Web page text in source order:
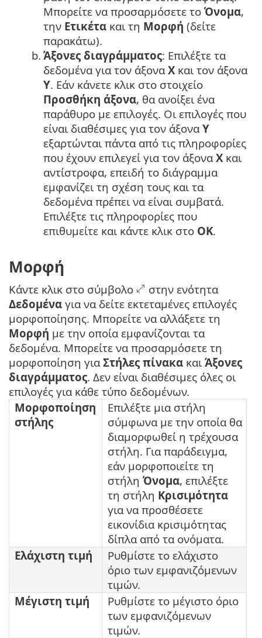
Μπορείτε να προσαρμόσετε το Όνομα,
την Ετικέτα και τη Μορφή (δείτε
παρακάτω).
b. Άξονες διαγράμματος: Επιλέξτε τα
δεδομένα για τον άξοναXκαι τον άξονα
Y. Εάν κάνετε κλικ στο στοιχείο
Προσθήκη άξονα, θα ανοίξει ένα
παράθυρο με επιλογές. Οι επιλογές που
είναι διαθέσιμες για τον άξοναY
εξαρτώνται πάντα από τις πληροφορίες
που έχουν επιλεγεί για τον άξοναXκαι
αντίστροφα, επειδή το διάγραμμα
εμφανίζει τη σχέση τους και τα
δεδομένα πρέπει να είναι συμβατά.
Επιλέξτε τις πληροφορίες που
επιθυμείτε και κάντε κλικ στο OK.
Μορφή
Κάντε κλικ στο σύμβολο
στην ενότητα
Δεδομένα για να δείτε εκτεταμένες επιλογές
μορφοποίησης. Μπορείτε να αλλάξετε τη
Μορφή με την οποία εμφανίζονται τα
δεδομένα. Μπορείτε να προσαρμόσετε τη
μορφοποίηση για Στήλες πίνακα και Άξονες
διαγράμματος. Δεν είναι διαθέσιμες όλες οι
επιλογές για κάθε τύπο δεδομένων.
Μορφοποίηση
στήλης
Επιλέξτε μια στήλη
σύμφωνα με την οποία θα
διαμορφωθεί η τρέχουσα
στήλη. Για παράδειγμα,
εάν μορφοποιείτε τη
στήλη Όνομα, επιλέξτε
τη στήλη Κρισιμότητα
για να προσθέσετε
εικονίδια κρισιμότητας
δίπλα από τα ονόματα.
Ελάχιστη τιμή
Ρυθμίστε το ελάχιστο
όριο των εμφανιζόμενων
τιμών.
Μέγιστη τιμή
Ρυθμίστε το μέγιστο όριο
των εμφανιζόμενων
τιμών.